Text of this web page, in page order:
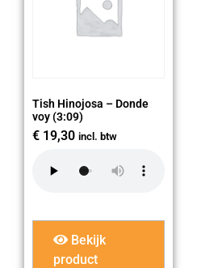
Tish Hinojosa – Donde
voy (3:09)
€ 19,30 incl. btw
Bekijk
product